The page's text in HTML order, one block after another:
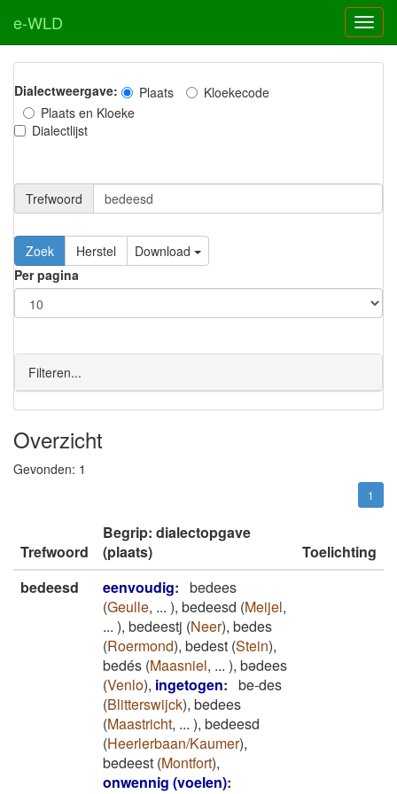
e-WLD
Dialectweergave: Plaats
Kloekecode
Plaats en Kloeke
Dialectlijst
Trefwoord
Download
Per pagina
Filteren...
Overzicht
Gevonden: 1
1
Trefwoord
Begrip: dialectopgave
(plaats)
Toelichting
bedeesd
eenvoudig: bedees
(Geulle, ... ), bedeesd (Meijel,
... ), bedeestj (Neer), bedes
(Roermond), bedest (Stein),
bedés (Maasniel, ... ), bədees
(Venlo), ingetogen: be-des
(Blitterswijck), bedees
(Maastricht, ... ), bedeesd
(Heerlerbaan/Kaumer),
bedeest (Montfort),
onwennig (voelen):